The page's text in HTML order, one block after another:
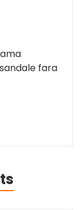
fara